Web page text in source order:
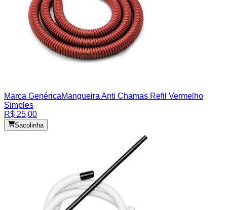
Marca GenéricaMangueira Anti Chamas Refil Vermelho
Simples
R$ 25,00
Sacolinha